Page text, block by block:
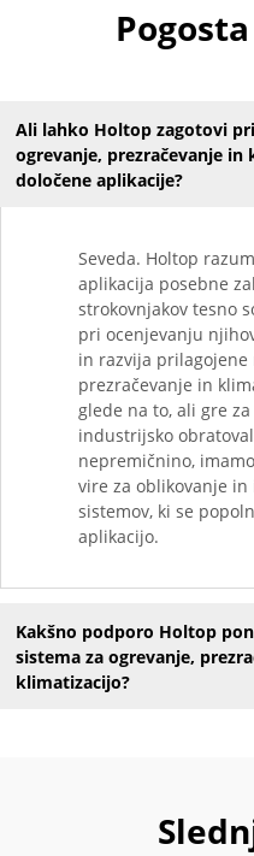
Ali lahko Holtop zagotovi
ogrevanje, prezračevanje in
določene aplikacije?
Seveda. Holtop
aplikacija posebne
strokovnjakov tesno
pri ocenjevanju
in razvija prilagojene
prezračevanje in
glede na to, ali gre
industrijsko
nepremičnino,
vire za oblikovanje in
sistemov, ki se
aplikacijo.
Kakšno podporo Holtop
sistema za ogrevanje,
klimatizacijo?